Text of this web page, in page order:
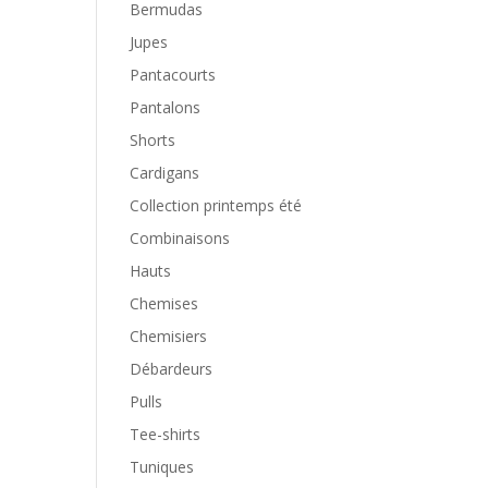
Bermudas
Jupes
Pantacourts
Pantalons
Shorts
Cardigans
Collection printemps été
Combinaisons
Hauts
Chemises
Chemisiers
Débardeurs
Pulls
Tee-shirts
Tuniques